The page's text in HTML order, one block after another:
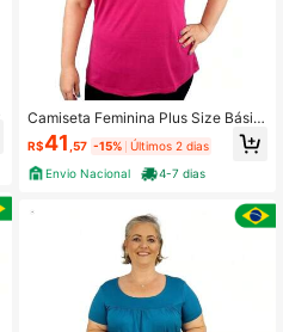
Camiseta Feminina Plus Size Básic
a Moda Fitness T-shirt Lisa
R$41 ,57 -15% Últimos 2 dias
Envio Nacional
4-7 dias